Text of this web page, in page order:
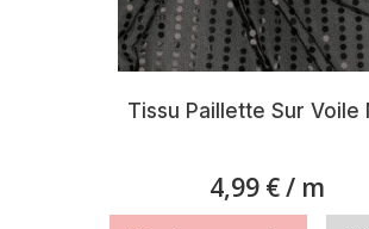
Tissu Paillette Sur Voile
4,99 €/ m